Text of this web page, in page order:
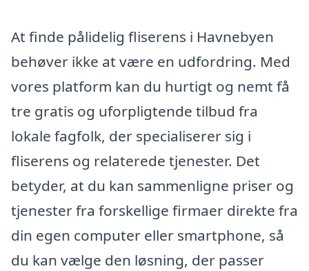
At finde pålidelig fliserens i Havnebyen
behøver ikke at være en udfordring. Med
vores platform kan du hurtigt og nemt få
tre gratis og uforpligtende tilbud fra
lokale fagfolk, der specialiserer sig i
fliserens og relaterede tjenester. Det
betyder, at du kan sammenligne priser og
tjenester fra forskellige firmaer direkte fra
din egen computer eller smartphone, så
du kan vælge den løsning, der passer